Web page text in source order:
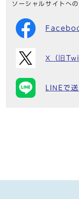
ソーシャルサイトへ
X（旧
LINEで